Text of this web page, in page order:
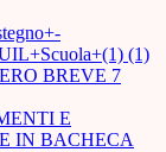
(1)
BREVE 7
E
IN BACHECA